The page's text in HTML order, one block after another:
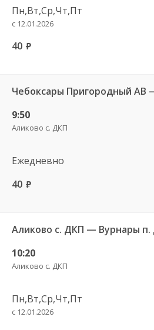
Пн,Вт,Ср,Чт,Пт
с 12.01.2026
40 руб.
9:50
Аликово с. ДКП
Ежедневно
40 руб.
Аликово с. ДКП — Вурнары п.
10:20
Аликово с. ДКП
Пн,Вт,Ср,Чт,Пт
с 12.01.2026